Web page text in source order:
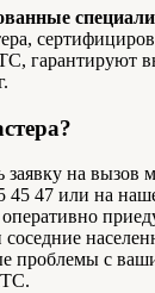
гарантируют
на вызов
45 47 или на
соседние
проблемы с